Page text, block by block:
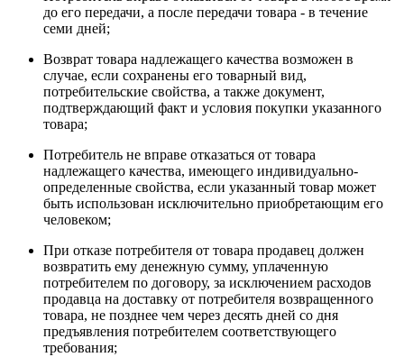
до его передачи, а после передачи товара - в течение
семи дней;
Возврат товара надлежащего качества возможен в
случае, если сохранены его товарный вид,
потребительские свойства, а также документ,
подтверждающий факт и условия покупки указанного
товара;
Потребитель не вправе отказаться от товара
надлежащего качества, имеющего индивидуально-
определенные свойства, если указанный товар может
быть использован исключительно приобретающим его
человеком;
При отказе потребителя от товара продавец должен
возвратить ему денежную сумму, уплаченную
потребителем по договору, за исключением расходов
продавца на доставку от потребителя возвращенного
товара, не позднее чем через десять дней со дня
предъявления потребителем соответствующего
требования;